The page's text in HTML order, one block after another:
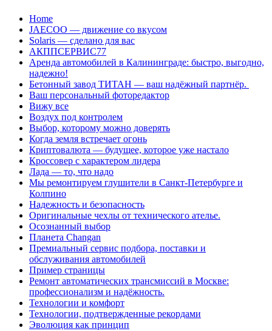
Перейти
содержанию
Home
JAECOO — движение со вкусом
Solaris — сделано для вас
АКППСЕРВИС77
Аренда автомобилей в Калининграде: быстро, выгодно,
надежно!
Бетонный завод ТИТАН — ваш надёжный партнёр.
Ваш персональный фоторедактор
Вижу все
Воздух под контролем
Выбор, которому можно доверять
Когда земля встречает огонь
Криптовалюта — будущее, которое уже настало
Кроссовер с характером лидера
Лада — то, что надо
Мы ремонтируем глушители в Санкт-Петербурге и
Колпино
Надежность и безопасность
Оригинальные чехлы от технического ателье.
Осознанный выбор
Планета Changan
Премиальный сервис подбора, поставки и
обслуживания автомобилей
Пример страницы
Ремонт автоматических трансмиссий в Москве:
профессионализм и надёжность.
Технологии и комфорт
Технологии, подтвержденные рекордами
Эволюция как принцип